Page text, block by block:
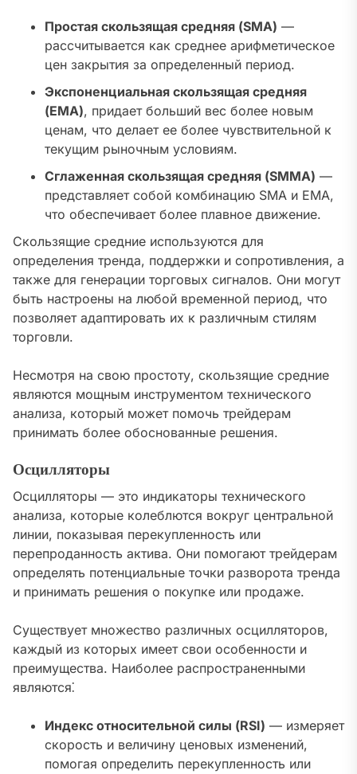
Простая скользящая средняя (SMA) —
рассчитывается как среднее арифметическое
цен закрытия за определенный период.
Экспоненциальная скользящая средняя
(EMA), придает больший вес более новым
ценам, что делает ее более чувствительной к
текущим рыночным условиям.
Сглаженная скользящая средняя (SMMA) —
представляет собой комбинацию SMA и EMA,
что обеспечивает более плавное движение.
Скользящие средние используются для
определения тренда, поддержки и сопротивления, а
также для генерации торговых сигналов. Они могут
быть настроены на любой временной период, что
позволяет адаптировать их к различным стилям
торговли.
Несмотря на свою простоту, скользящие средние
являются мощным инструментом технического
анализа, который может помочь трейдерам
принимать более обоснованные решения.
Осцилляторы
Осцилляторы — это индикаторы технического
анализа, которые колеблются вокруг центральной
линии, показывая перекупленность или
перепроданность актива. Они помогают трейдерам
определять потенциальные точки разворота тренда
и принимать решения о покупке или продаже.
Существует множество различных осцилляторов,
каждый из которых имеет свои особенности и
преимущества. Наиболее распространенными
являются⁚
Индекс относительной силы (RSI) — измеряет
скорость и величину ценовых изменений,
помогая определить перекупленность или